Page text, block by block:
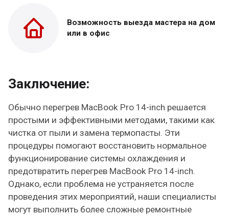
Возможность выезда мастера на дом
или в офис
Заключение:
Обычно перегрев MacBook Pro 14-inch решается
простыми и эффективными методами, такими как
чистка от пыли и замена термопасты. Эти
процедуры помогают восстановить нормальное
функционирование системы охлаждения и
предотвратить перегрев MacBook Pro 14-inch.
Однако, если проблема не устраняется после
проведения этих мероприятий, наши специалисты
могут выполнить более сложные ремонтные